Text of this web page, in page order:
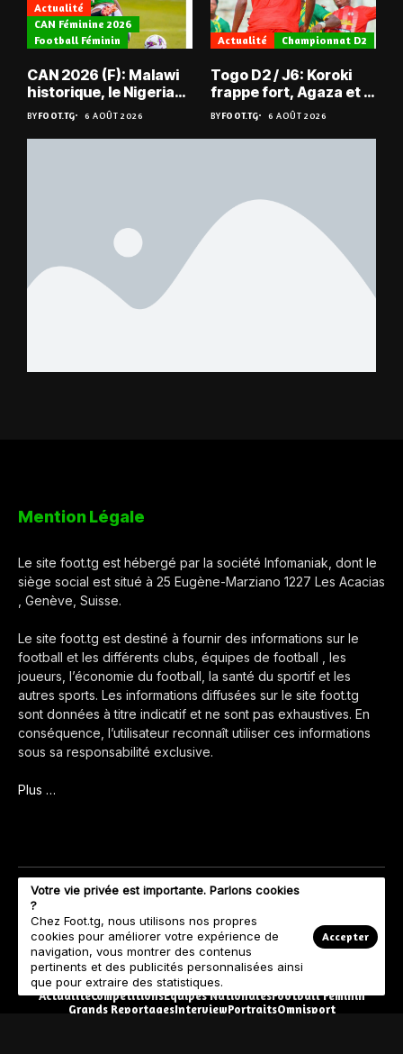
Actualité
CAN Féminine 2026
Football Féminin
CAN 2026 (F): Malawi
historique, le Nigeria
sauvé, la Zambie
éliminée
BYFOOT.TG 6 AOÛT 2026
Actualité Championnat D2
Togo D2 / J6: Koroki
frappe fort, Agaza et la
JCA assurent,
suspense avant Sara
FC – Doumbé FC
BYFOOT.TG 6 AOÛT 2026
Mention Légale
Le site foot.tg est hébergé par la société Infomaniak, dont le
siège social est situé à 25 Eugène-Marziano 1227 Les Acacias
, Genève, Suisse.
Le site foot.tg est destiné à fournir des informations sur le
football et les différents clubs, équipes de football , les
joueurs, l’économie du football, la santé du sportif et les
autres sports. Les informations diffusées sur le site foot.tg
sont données à titre indicatif et ne sont pas exhaustives. En
conséquence, l’utilisateur reconnaît utiliser ces informations
sous sa responsabilité exclusive.
Plus …
ActualitéCompétitionsEquipes NationalesFootball Féminin
Grands ReportagesInterviewPortraitsOmnisport
Votre vie privée est importante. Parlons cookies
?
Chez Foot.tg, nous utilisons nos propres
cookies pour améliorer votre expérience de
navigation, vous montrer des contenus
pertinents et des publicités personnalisées ainsi
que pour extraire des statistiques.
Accepter